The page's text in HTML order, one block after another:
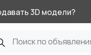
3D модели?